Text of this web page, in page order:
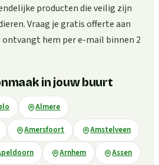
producten die veilig zijn
Vraag je gratis offerte aan
hem per e-mail binnen 2
in jouw buurt
Almere
Amersfoort Amstelveen
Arnhem Assen